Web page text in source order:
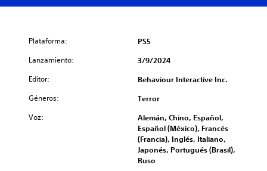
Plataforma: PS5
Lanzamiento: 3/9/2024
Editor: Behaviour Interactive Inc.
Géneros: Terror
Voz:
Alemán, Chino, Español,
Español (México), Francés
(Francia), Inglés, Italiano,
Japonés, Portugués (Brasil),
Ruso